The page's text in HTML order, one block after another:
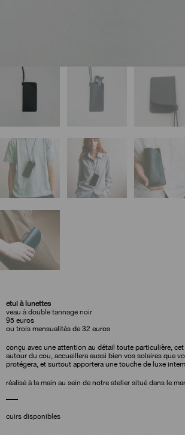
étui à lunettes
veau à double tannage noir
95 euros
ou trois mensualités de 32 euros
conçu avec une attention au détail toute particulière,
autour du cou, accueillera aussi bien vos solaires que
protégera, et surtout apportera une touche de luxe
réalisé à la main au sein de notre atelier situé dans le
cuirs disponibles